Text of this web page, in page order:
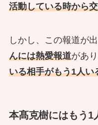
活動している時から
しかし、この報道が
んには熱愛報道があ
いる相手がもう1人い
本髙克樹にはもう1